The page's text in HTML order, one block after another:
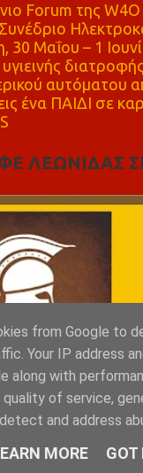
Forum της
30 Μαΐου – 1
διατροφής
αυτόματου
ένα ΠΑΙΔΙ σε
ΛΕΩΝΙΔΑΣ
from Google to
Your IP address
along with
of service,
and address
MORE GOT